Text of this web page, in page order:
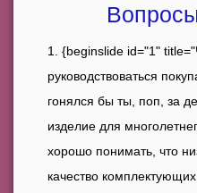
{beginslide id="1"
руководствоваться
гонялся бы ты, поп, за
изделие для
хорошо понимать, что
качество